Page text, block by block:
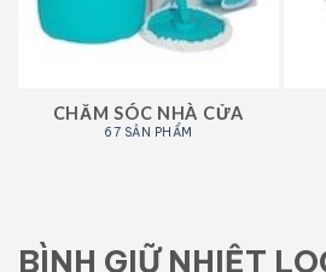
CHĂM SÓC NHÀ CỬA
67 SẢN PHẨM
BÌNH GIỮ NHIỆT